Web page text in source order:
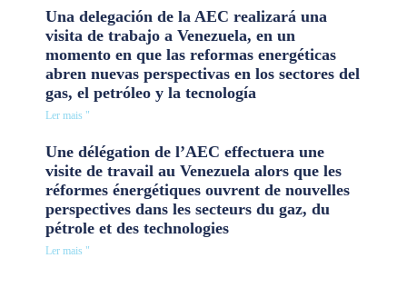
Una delegación de la AEC realizará una
visita de trabajo a Venezuela, en un
momento en que las reformas energéticas
abren nuevas perspectivas en los sectores del
gas, el petróleo y la tecnología
Ler mais "
Une délégation de l’AEC effectuera une
visite de travail au Venezuela alors que les
réformes énergétiques ouvrent de nouvelles
perspectives dans les secteurs du gaz, du
pétrole et des technologies
Ler mais "